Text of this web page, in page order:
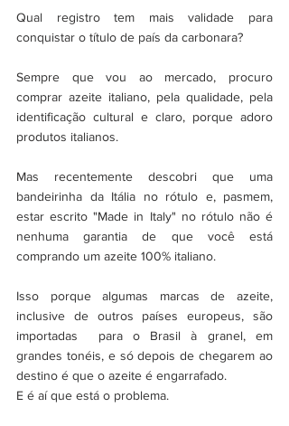
Qual registro tem mais validade para
conquistar o título de país da carbonara?
Sempre que vou ao mercado, procuro
comprar azeite italiano, pela qualidade, pela
identificação cultural e claro, porque adoro
produtos italianos.
Mas recentemente descobri que uma
bandeirinha da Itália no rótulo e, pasmem,
estar escrito "Made in Italy" no rótulo não é
nenhuma garantia de que você está
comprando um azeite 100% italiano.
Isso porque algumas marcas de azeite,
inclusive de outros países europeus, são
importadas  para o Brasil à granel, em
grandes tonéis, e só depois de chegarem ao
destino é que o azeite é engarrafado.
E é aí que está o problema.